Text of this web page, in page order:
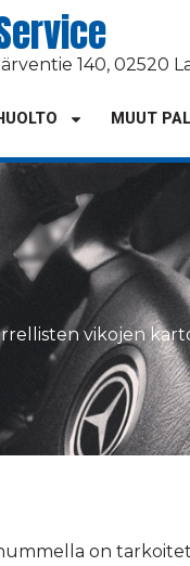
140, 02520
MUUT
vikojen
on